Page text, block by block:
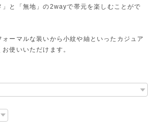
」と「無地」の2wayで帯元を楽しむことがで
ーマルな装いから小紋や紬といったカジュア
使いいただけます。